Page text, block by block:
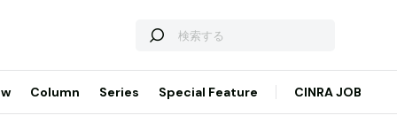
Column Series Special Feature CINRA JOB